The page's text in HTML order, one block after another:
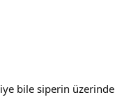
bile siperin